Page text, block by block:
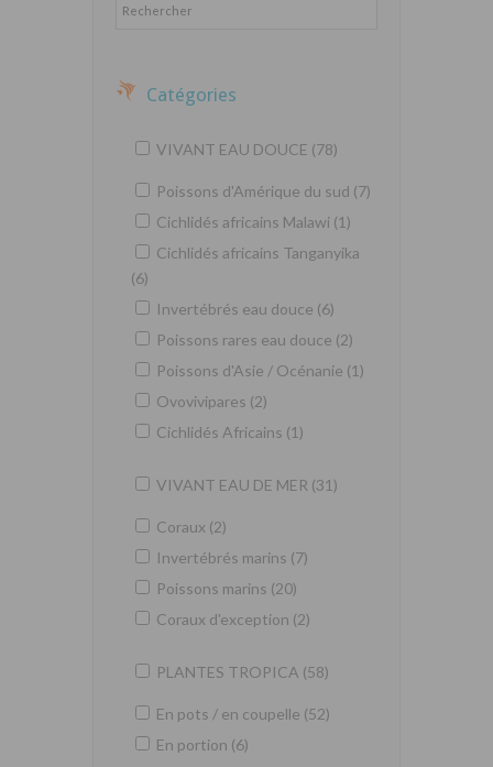
Catégories
VIVANT EAU DOUCE (78)
Poissons d'Amérique du sud (7)
Cichlidés africains Malawi (1)
Cichlidés africains Tanganyika
(6)
Invertébrés eau douce (6)
Poissons rares eau douce (2)
Poissons d'Asie / Océnanie (1)
Ovovivipares (2)
Cichlidés Africains (1)
VIVANT EAU DE MER (31)
Coraux (2)
Invertébrés marins (7)
Poissons marins (20)
Coraux d'exception (2)
PLANTES TROPICA (58)
En pots / en coupelle (52)
En portion (6)